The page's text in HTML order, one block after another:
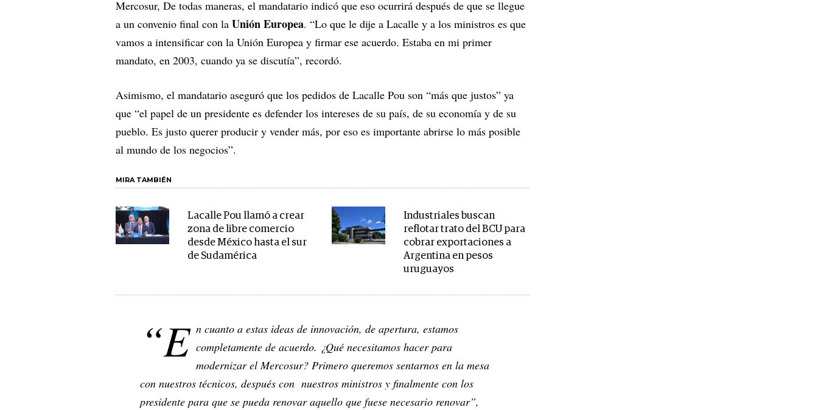
Mercosur, De todas maneras, el mandatario indicó que eso ocurrirá después de que se llegue
a un convenio final con la Unión Europea. “Lo que le dije a Lacalle y a los ministros es que
vamos a intensificar con la Unión Europea y firmar ese acuerdo. Estaba en mi primer
mandato, en 2003, cuando ya se discutía”, recordó.
Asimismo, el mandatario aseguró que los pedidos de Lacalle Pou son “más que justos” ya
que “el papel de un presidente es defender los intereses de su país, de su economía y de su
pueblo. Es justo querer producir y vender más, por eso es importante abrirse lo más posible
al mundo de los negocios”.
MIRA TAMBIÉN
Lacalle Pou llamó a crear
zona de libre comercio
desde México hasta el sur
de Sudamérica
Industriales buscan
reflotar trato del BCU para
cobrar exportaciones a
Argentina en pesos
uruguayos
“E n cuanto a estas ideas de innovación, de apertura, estamos
completamente de acuerdo. ¿Qué necesitamos hacer para
modernizar el Mercosur? Primero queremos sentarnos en la mesa
con nuestros técnicos, después con nuestros ministros y finalmente con los
presidente para que se pueda renovar aquello que fuese necesario renovar”,